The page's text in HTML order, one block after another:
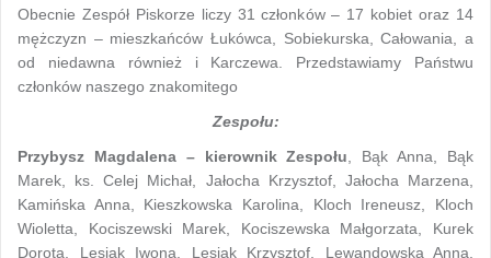
Obecnie Zespół Piskorze liczy 31 członków – 17 kobiet oraz 14
mężczyzn – mieszkańców Łukówca, Sobiekurska, Całowania, a
od niedawna również i Karczewa. Przedstawiamy Państwu
członków naszego znakomitego
Zespołu:
Przybysz Magdalena – kierownik Zespołu, Bąk Anna, Bąk
Marek, ks. Celej Michał, Jałocha Krzysztof, Jałocha Marzena,
Kamińska Anna, Kieszkowska Karolina, Kloch Ireneusz, Kloch
Wioletta, Kociszewski Marek, Kociszewska Małgorzata, Kurek
Dorota, Lesiak Iwona, Lesiak Krzysztof, Lewandowska Anna,